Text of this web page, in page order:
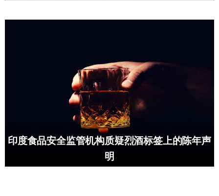
印度食品安全监管机构质疑烈酒标签上的陈年声
明